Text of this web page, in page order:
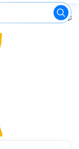
Batata Chips